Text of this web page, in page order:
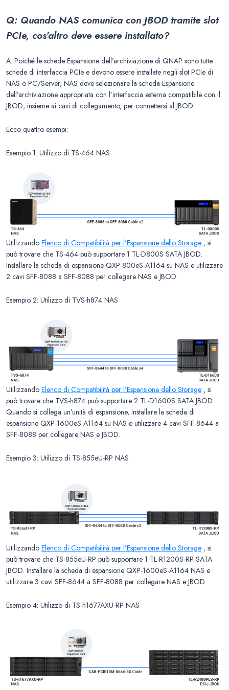
Q: Quando NAS comunica con JBOD tramite slot
PCIe, cos’altro deve essere installato?
A: Poiché le schede Espansione dell’archiviazione di QNAP sono tutte
schede di interfaccia PCIe e devono essere installate negli slot PCIe di
NAS o PC/Server, NAS deve selezionare la scheda Espansione
dell’archiviazione appropriata con l’interfaccia esterna compatibile con il
JBOD, insieme ai cavi di collegamento, per connettersi al JBOD.
Ecco quattro esempi:
Esempio 1: Utilizzo di TS-464 NAS
Utilizzando Elenco di Compatibilità per l’Espansione dello Storage , si
può trovare che TS-464 può supportare 1 TL-D800S SATA JBOD.
Installare la scheda di espansione QXP-800eS-A1164 su NAS e utilizzare
2 cavi SFF-8088 a SFF-8088 per collegare NAS e JBOD.
Esempio 2: Utilizzo di TVS-h874 NAS
Utilizzando Elenco di Compatibilità per l’Espansione dello Storage , si
può trovare che TVS-h874 può supportare 2 TL-D1600S SATA JBOD.
Quando si collega un’unità di espansione, installare la scheda di
espansione QXP-1600eS-A1164 su NAS e utilizzare 4 cavi SFF-8644 a
SFF-8088 per collegare NAS e JBOD.
Esempio 3: Utilizzo di TS-855eU-RP NAS
Utilizzando Elenco di Compatibilità per l’Espansione dello Storage , si
può trovare che TS-855eU-RP può supportare 1 TL-R1200S-RP SATA
JBOD. Installare la scheda di espansione QXP-1600eS-A1164 NAS e
utilizzare 3 cavi SFF-8644 a SFF-8088 per collegare NAS e JBOD.
Esempio 4: Utilizzo di TS-h1677AXU-RP NAS